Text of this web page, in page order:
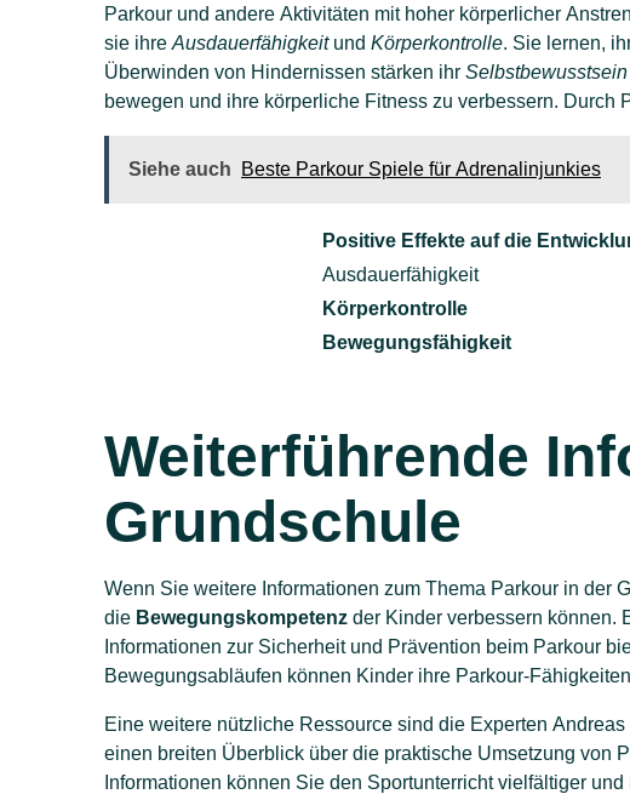
Parkour und andere Aktivitäten mit hoher körperlicher
sie ihre Ausdauerfähigkeitund Körperkontrolle. Sie lernen,
Überwinden von Hindernissen stärken ihr Selbstbewusstsein
bewegen und ihre körperliche Fitness zu verbessern. Durch
Siehe auch Beste Parkour Spiele für Adrenalinjunkies
Positive Effekte auf die
Ausdauerfähigkeit
Körperkontrolle
Bewegungsfähigkeit
Weiterführende
Grundschule
Wenn Sie weitere Informationen zum Thema Parkour in der
die Bewegungskompetenz der Kinder verbessern können.
Informationen zur Sicherheit und Prävention beim Parkour
Bewegungsabläufen können Kinder ihre Parkour-
Eine weitere nützliche Ressource sind die Experten
einen breiten Überblick über die praktische Umsetzung von
Informationen können Sie den Sportunterricht vielfältiger